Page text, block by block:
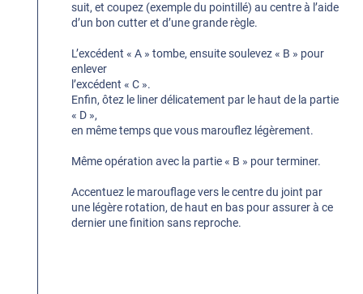
suit, et coupez (exemple du pointillé) au centre à l’aide
d’un bon cutter et d’une grande règle.
L’excédent « A » tombe, ensuite soulevez « B » pour
enlever
l’excédent « C ».
Enfin, ôtez le liner délicatement par le haut de la partie
« D »,
en même temps que vous marouflez légèrement.
Même opération avec la partie « B » pour terminer.
Accentuez le marouflage vers le centre du joint par
une légère rotation, de haut en bas pour assurer à ce
dernier une finition sans reproche.